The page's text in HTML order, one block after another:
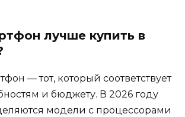
лучше купить в
— тот, который соответствует
и бюджету. В 2026 году
модели с процессорами